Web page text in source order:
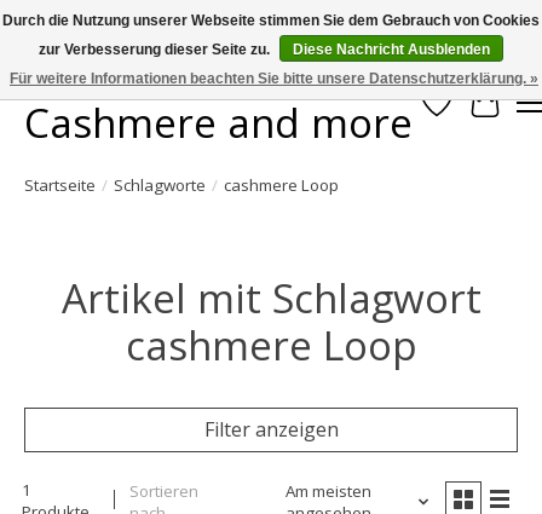
Large selection of products and fast shipping!
Cashmere and more Ihr
Startseite / Schlagworte / cashmere Loop
Artikel mit Schlagwort
cashmere Loop
Filter anzeigen
1
Sortieren
Am meisten
Durch die Nutzung unserer Webseite stimmen Sie dem Gebrauch von Cookies
zur Verbesserung dieser Seite zu.
Diese Nachricht Ausblenden
Für weitere Informationen beachten Sie bitte unsere Datenschutzerklärung. »